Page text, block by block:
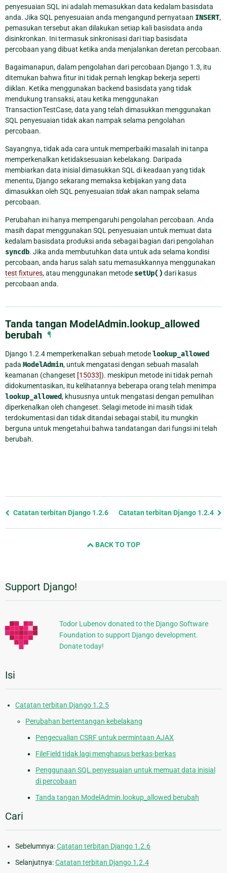
penyesuaian SQL ini adalah memasukkan data kedalam basisdata
anda. Jika SQL penyesuaian anda mengangund pernyataan INSERT,
pemasukan tersebut akan dilakukan setiap kali basisdata anda
disinkronkan. Ini termasuk sinkronisasi dari tiap basisdata
percobaan yang dibuat ketika anda menjalankan deretan percobaan.
Bagaimanapun, dalam pengolahan dari percobaan Django 1.3, itu
ditemukan bahwa fitur ini tidak pernah lengkap bekerja seperti
diiklan. Ketika menggunakan backend basisdata yang tidak
mendukung transaksi, atau ketika menggunakan
TransactionTestCase, data yang telah dimasukkan menggunakan
SQL penyesuaian tidak akan nampak selama pengolahan
percobaan.
Sayangnya, tidak ada cara untuk memperbaiki masalah ini tanpa
memperkenalkan ketidaksesuaian kebelakang. Daripada
membiarkan data inisial dimasukkan SQL di keadaan yang tidak
menentu, Django sekarang memaksa kebijakan yang data
dimasukkan oleh SQL penyesuaian tidakakan nampak selama
percobaan.
Perubahan ini hanya mempengaruhi pengolahan percobaan. Anda
masih dapat menggunakan SQL penyesuaian untuk memuat data
kedalam basisdata produksi anda sebagai bagian dari pengolahan
syncdb. Jika anda membutuhkan data untuk ada selama kondisi
percobaan, anda harus salah satu memasukkannya menggunakan
test fixtures, atau menggunakan metode setUp() dari kasus
percobaan anda.
Tanda tangan ModelAdmin.lookup_allowed
berubah ¶
Django 1.2.4 memperkenalkan sebuah metodelookup_allowed
pada ModelAdmin, untuk mengatasi dengan sebuah masalah
keamanan (changeset [15033]). meskipun metode ini tidak pernah
didokumentasikan, itu kelihatannya beberapa orang telah menimpa
lookup_allowed, khususnya untuk mengatasi dengan pemulihan
diperkenalkan oleh changeset. Selagi metode ini masih tidak
terdokumentasi dan tidak ditandai sebagai stabil, itu mungkin
berguna untuk mengetahui bahwa tandatangan dari fungsi ini telah
berubah.
Previous
Catatan terbitan Django 1.2.6 Catatan terbitan Django 1.2.4
BACK TO TOP
Informasi
Tambahan
Support Django!
Todor Lubenov donated to the Django Software
Foundation to support Django development.
Donate today!
Isi
Catatan terbitan Django 1.2.5
Perubahan bertentangan kebelakang
Pengecualian CSRF untuk permintaan AJAX
FileField tidak lagi menghapus berkas-berkas
Penggunaan SQL penyesuaian untuk memuat data inisial
di percobaan
Tanda tangan ModelAdmin.lookup_allowed berubah
Cari
Sebelumnya:Catatan terbitan Django 1.2.6
Selanjutnya:Catatan terbitan Django 1.2.4